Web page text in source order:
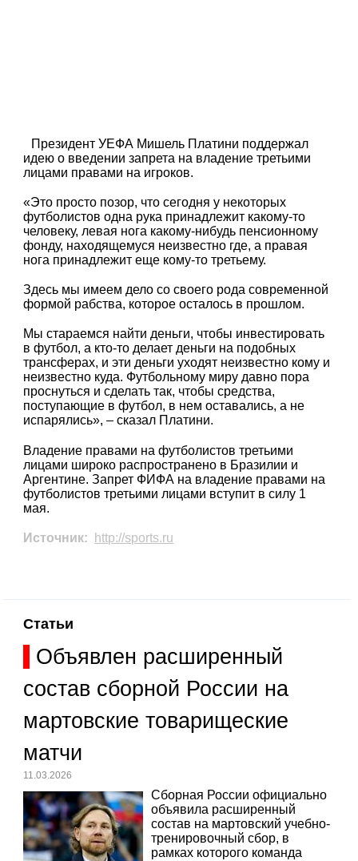
Президент УЕФА Мишель Платини поддержал
идею о введении запрета на владение третьими
лицами правами на игроков.
«Это просто позор, что сегодня у некоторых
футболистов одна рука принадлежит какому-то
человеку, левая нога какому-нибудь пенсионному
фонду, находящемуся неизвестно где, а правая
нога принадлежит еще кому-то третьему.
Здесь мы имеем дело со своего рода современной
формой рабства, которое осталось в прошлом.
Мы стараемся найти деньги, чтобы инвестировать
в футбол, а кто-то делает деньги на подобных
трансферах, и эти деньги уходят неизвестно кому и
неизвестно куда. Футбольному миру давно пора
проснуться и сделать так, чтобы средства,
поступающие в футбол, в нем оставались, а не
испарялись», – сказал Платини.
Владение правами на футболистов третьими
лицами широко распространено в Бразилии и
Аргентине. Запрет ФИФА на владение правами на
футболистов третьими лицами вступит в силу 1
мая.
Источник: http://sports.ru
Статьи
Объявлен расширенный
состав сборной России на
мартовские товарищеские
матчи
11.03.2026
Сборная России официально
объявила расширенный
состав на мартовский учебно-
тренировочный сбор, в
рамках которого команда